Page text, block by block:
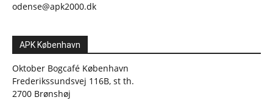
odense@apk2000.dk
APK København
Oktober Bogcafé København
Frederikssundsvej 116B, st th.
2700 Brønshøj